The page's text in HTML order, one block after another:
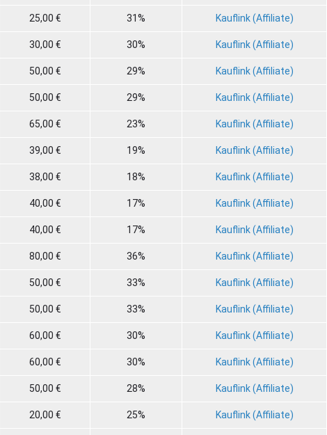
25,00 € 31% Kauflink (Affiliate)
30,00 € 30% Kauflink (Affiliate)
50,00 € 29% Kauflink (Affiliate)
50,00 € 29% Kauflink (Affiliate)
65,00 € 23% Kauflink (Affiliate)
39,00 € 19% Kauflink (Affiliate)
38,00 € 18% Kauflink (Affiliate)
40,00 € 17% Kauflink (Affiliate)
40,00 € 17% Kauflink (Affiliate)
80,00 € 36% Kauflink (Affiliate)
50,00 € 33% Kauflink (Affiliate)
50,00 € 33% Kauflink (Affiliate)
60,00 € 30% Kauflink (Affiliate)
60,00 € 30% Kauflink (Affiliate)
50,00 € 28% Kauflink (Affiliate)
20,00 € 25% Kauflink (Affiliate)